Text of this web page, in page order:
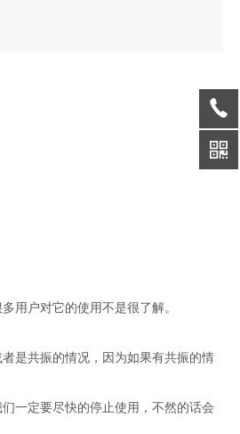
用户对它的使用不是很了解。
是共振的情况，因为如果有共振的情
一定要尽快的停止使用，不然的话会